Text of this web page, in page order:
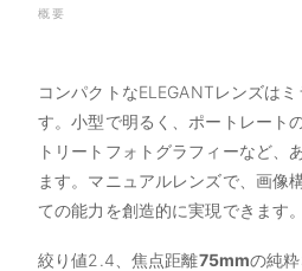
概要
コンパクトなELEGANTレンズは
す。小型で明るく、ポートレート
トリートフォトグラフィーなど、
ます。マニュアルレンズで、画像
ての能力を創造的に実現できます。
絞り値2.4、焦点距離75mmの純